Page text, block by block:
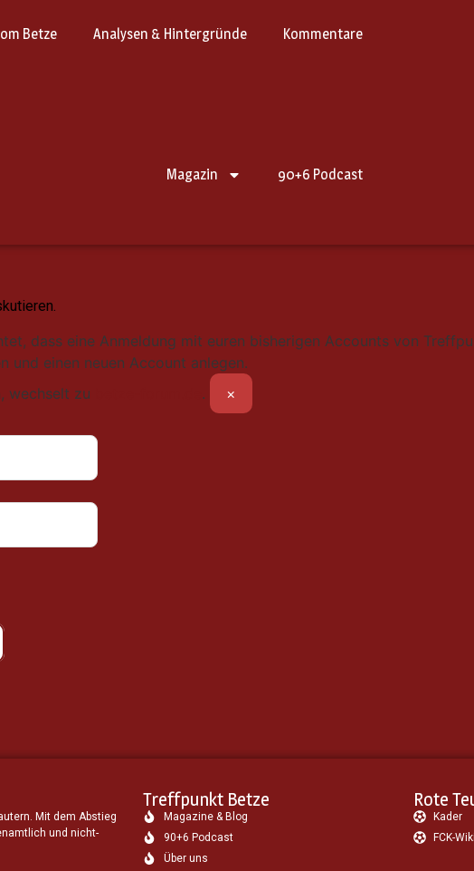
Betze Analysen & Hintergründe Kommentare
Magazin 90+6 Podcast
dass eine Anmeldung mit euren bisherigen Accounts von
und einen neuen Account anlegen.
wechselt zu .
×
Mit dem Abstieg
und nicht-
Treffpunkt Betze
Magazine & Blog
90+6 Podcast
Über uns
Rote
Kader
FCK-Wiki